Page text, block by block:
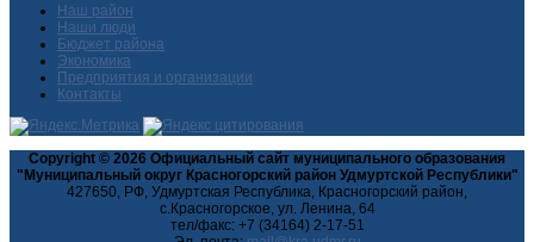
Наш район
Наши люди
Бюджет района
Экономика
Предприятия и организации
Контакты
Copyright © 2026 Официальный сайт муниципального образования
"Муниципальный округ Красногорский район Удмуртской Республики"
427650, РФ, Удмуртская Республика, Красногорский район,
с.Красногорское, ул. Ленина, 64
тел/факс: +7 (34164) 2-17-51